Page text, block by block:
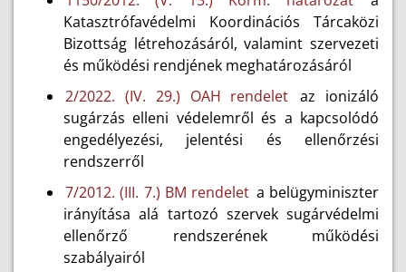
Katasztrófavédelmi Koordinációs Tárcaközi
Bizottság létrehozásáról, valamint szervezeti
és működési rendjének meghatározásáról
2/2022. (IV. 29.) OAH rendelet az ionizáló
sugárzás elleni védelemről és a kapcsolódó
engedélyezési, jelentési és ellenőrzési
rendszerről
7/2012. (III. 7.) BM rendelet a belügyminiszter
irányítása alá tartozó szervek sugárvédelmi
ellenőrző rendszerének működési
szabályairól